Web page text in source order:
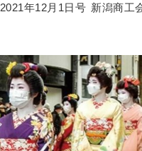
年12月1日号 新潟商工